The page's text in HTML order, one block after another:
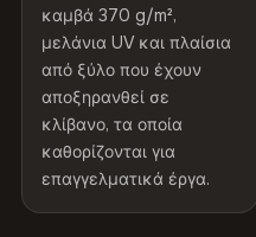
Χρώματα που δεν
Μελάνια ανθεκτικά
έχουν βαθμολογηθεί για
χρώματος - ακόμη και
καμβά 370 g/m²,
μελάνια UV και πλαίσια
από ξύλο που έχουν
αποξηρανθεί σε
κλίβανο, τα οποία
καθορίζονται για
επαγγελματικά έργα.